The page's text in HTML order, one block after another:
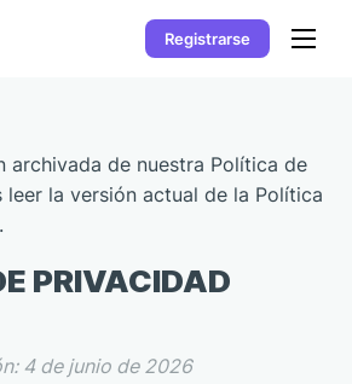
Registrarse
archivada de nuestra Política de
leer la versión actual de la Política
.
PRIVACIDAD
4 de junio de 2026